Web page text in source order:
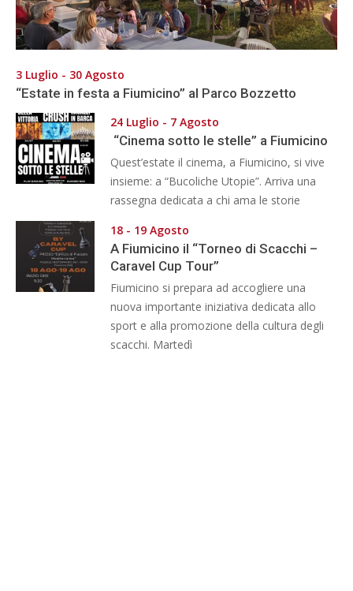
3 Luglio - 30 Agosto
“Estate in festa a Fiumicino” al Parco Bozzetto
24 Luglio - 7 Agosto
“Cinema sotto le stelle” a Fiumicino
Quest’estate il cinema, a Fiumicino, si vive
insieme: a “Bucoliche Utopie”. Arriva una
rassegna dedicata a chi ama le storie
18 - 19 Agosto
A Fiumicino il “Torneo di Scacchi –
Caravel Cup Tour”
Fiumicino si prepara ad accogliere una
nuova importante iniziativa dedicata allo
sport e alla promozione della cultura degli
scacchi. Martedì